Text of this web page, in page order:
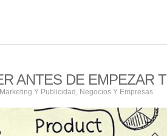
ANTES DE EMPEZAR
Marketing Y Publicidad , Negocios Y Empresas